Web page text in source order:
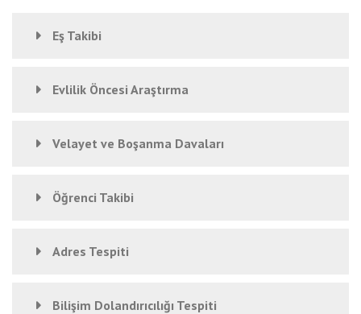
Eş Takibi
Evlilik Öncesi Araştırma
Velayet ve Boşanma Davaları
Öğrenci Takibi
Adres Tespiti
Bilişim Dolandırıcılığı Tespiti